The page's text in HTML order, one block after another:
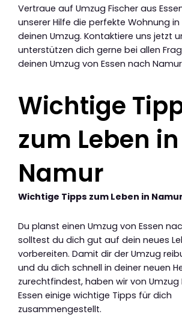
Vertraue auf Umzug Fischer aus
unserer Hilfe die perfekte Wohnung
deinen Umzug. Kontaktiere uns jetzt
unterstützen dich gerne bei allen
deinen Umzug von Essen nach
Wichtige
zum Leben in
Namur
Wichtige Tipps zum Leben in Namur
Du planst einen Umzug von Essen
solltest du dich gut auf dein neues
vorbereiten. Damit dir der Umzug
und du dich schnell in deiner neuen
zurechtfindest, haben wir von Umzug
Essen einige wichtige Tipps für dich
zusammengestellt.